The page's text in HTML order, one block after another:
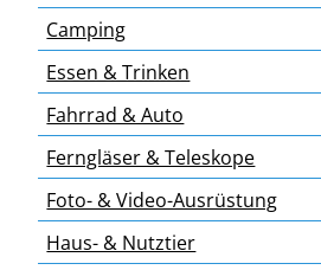
Camping
Essen & Trinken
Fahrrad & Auto
Ferngläser & Teleskope
Foto- & Video-Ausrüstung
Haus- & Nutztier